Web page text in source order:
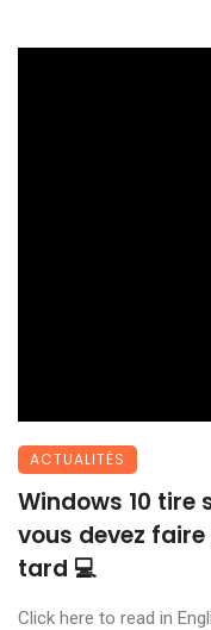
ACTUALITÉS
Windows 10 tire
vous devez
tard 💻
Click here to read in